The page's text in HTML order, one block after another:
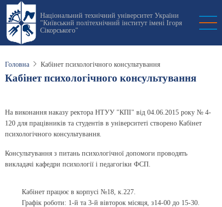
Перейти
основного
вмісту
Національний технічний університет України
"Київський політехнічний інститут імені Ігоря
Сікорського"
Головна Кабінет психологічного консультування
Кабінет психологічного консультування
На виконання наказу ректора НТУУ "КПІ" від 04.06.2015 року № 4-
120 для працівників та студентів в університеті створено Кабінет
психологічного консультування.
Консультування з питань психологічної допомоги проводять
викладачі кафедри психології і педагогіки ФСП.
Кабінет працює в корпусі №18, к.227.
Графік роботи: 1-й та 3-й вівторок місяця, з14-00 до 15-30.